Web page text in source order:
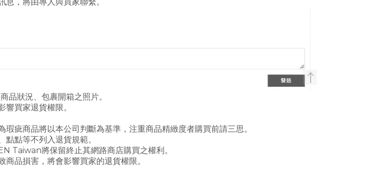
品狀況、包裹開箱之照片。
響買家退貨權限。
疵商品將以本公司判斷為基準，注重商品精緻度者購買前請三思。
點等不列入退貨規範。
Taiwan將保留終止其網路商店購買之權利。
品損害，將會影響買家的退貨權限。